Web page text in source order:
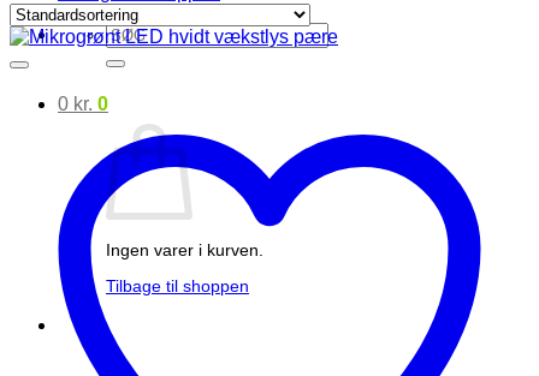
Søg
efter:
0 kr. 0
Ingen varer i kurven.
Tilbage til shoppen